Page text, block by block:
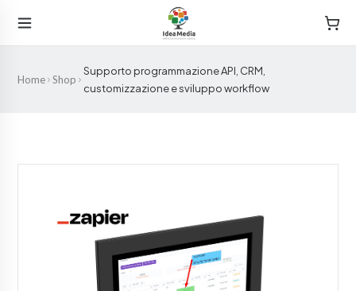
Home Shop
Supporto programmazione API, CRM,
customizzazione e sviluppo workflow